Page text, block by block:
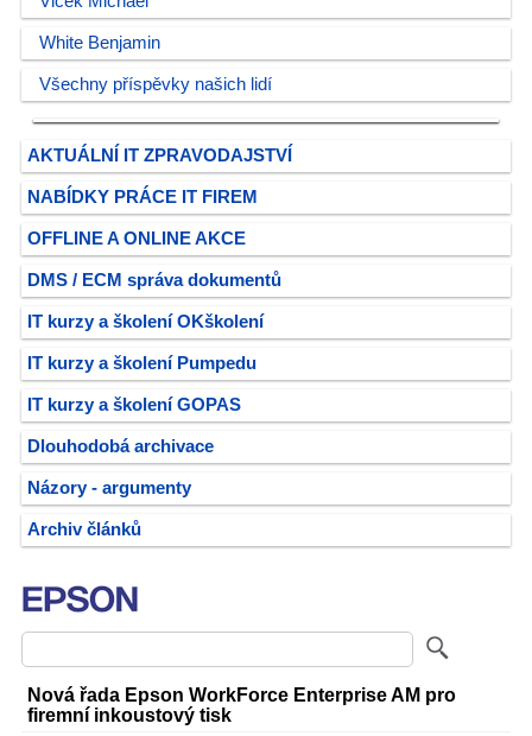
White Benjamin
Všechny příspěvky našich lidí
AKTUÁLNÍ IT ZPRAVODAJSTVÍ
NABÍDKY PRÁCE IT FIREM
OFFLINE A ONLINE AKCE
DMS / ECM správa dokumentů
IT kurzy a školení OKškolení
IT kurzy a školení Pumpedu
IT kurzy a školení GOPAS
Dlouhodobá archivace
Názory - argumenty
Archiv článků
Nová řada Epson WorkForce Enterprise AM pro
firemní inkoustový tisk